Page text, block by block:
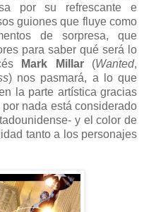
por su refrescante e
guiones que fluye como
de sorpresa, que
para saber qué será lo
Mark Millar(Wanted,
) nos pasmará, a lo que
la parte artística gracias
por nada está considerado
y el color de
tanto a los personajes